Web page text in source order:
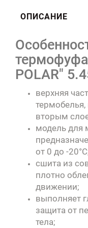
ОПИСАНИЕ
POLAR"
верхняя
вторым
модель для
от 0 до -
сшита из
плотно
движении;
выполняет
защита от
тела;